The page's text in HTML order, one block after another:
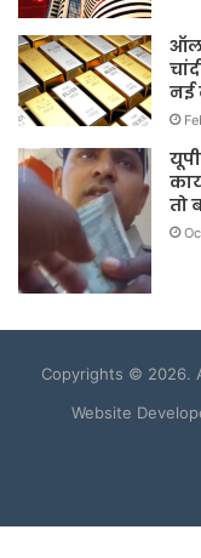
नई
तो
Copyrights © 2026.
Website